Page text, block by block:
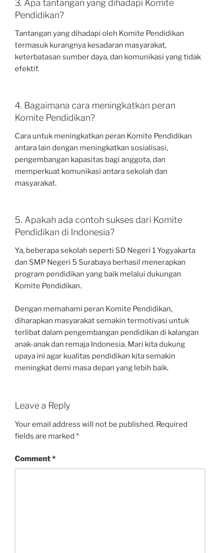
3. Apa tantangan yang dihadapi Komite
Pendidikan?
Tantangan yang dihadapi oleh Komite Pendidikan
termasuk kurangnya kesadaran masyarakat,
keterbatasan sumber daya, dan komunikasi yang tidak
efektif.
4. Bagaimana cara meningkatkan peran
Komite Pendidikan?
Cara untuk meningkatkan peran Komite Pendidikan
antara lain dengan meningkatkan sosialisasi,
pengembangan kapasitas bagi anggota, dan
memperkuat komunikasi antara sekolah dan
masyarakat.
5. Apakah ada contoh sukses dari Komite
Pendidikan di Indonesia?
Ya, beberapa sekolah seperti SD Negeri 1 Yogyakarta
dan SMP Negeri 5 Surabaya berhasil menerapkan
program pendidikan yang baik melalui dukungan
Komite Pendidikan.
Dengan memahami peran Komite Pendidikan,
diharapkan masyarakat semakin termotivasi untuk
terlibat dalam pengembangan pendidikan di kalangan
anak-anak dan remaja Indonesia. Mari kita dukung
upaya ini agar kualitas pendidikan kita semakin
meningkat demi masa depan yang lebih baik.
Leave a Reply
Your email address will not be published. Required
fields are marked *
Comment*